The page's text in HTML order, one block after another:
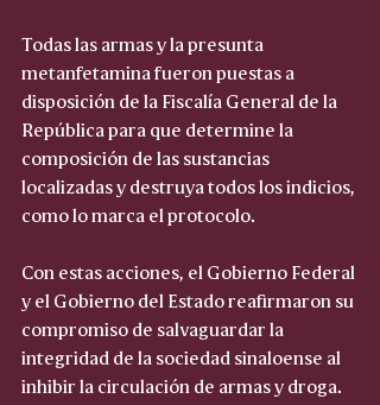
Todas las armas y la presunta
metanfetamina fueron puestas a
disposición de la Fiscalía General de la
República para que determine la
composición de las sustancias
localizadas y destruya todos los indicios,
como lo marca el protocolo.
Con estas acciones, el Gobierno Federal
y el Gobierno del Estado reafirmaron su
compromiso de salvaguardar la
integridad de la sociedad sinaloense al
inhibir la circulación de armas y droga.